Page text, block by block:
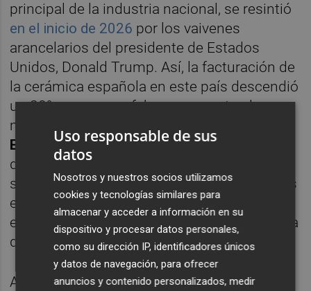
principal de la industria nacional, se resintió
en el inicio de 2026 por los vaivenes
arancelarios del presidente de Estados
Unidos, Donald Trump. Así, la facturación de
la cerámica española en este país descendió
un 30% en enero y febrero respecto al
mismo periodo del año anterior. De hecho,
EEUU
perdió la primera posición como
destino de la cerámica española, siendo
superado por Francia. Pese a la atonía de las
exportaciones, el sector afrontaba una
estabilidad en los costes energéticos… hasta
que llegó la intervención deTrump en Irán.
Además de la producción, la incertidumbre
Uso responsable de sus
datos
Nosotros y nuestros socios utilizamos
cookies y tecnologías similares para
almacenar y acceder a información en su
dispositivo y procesar datos personales,
como su dirección IP, identificadores únicos
y datos de navegación, para ofrecer
anuncios y contenido personalizados, medir